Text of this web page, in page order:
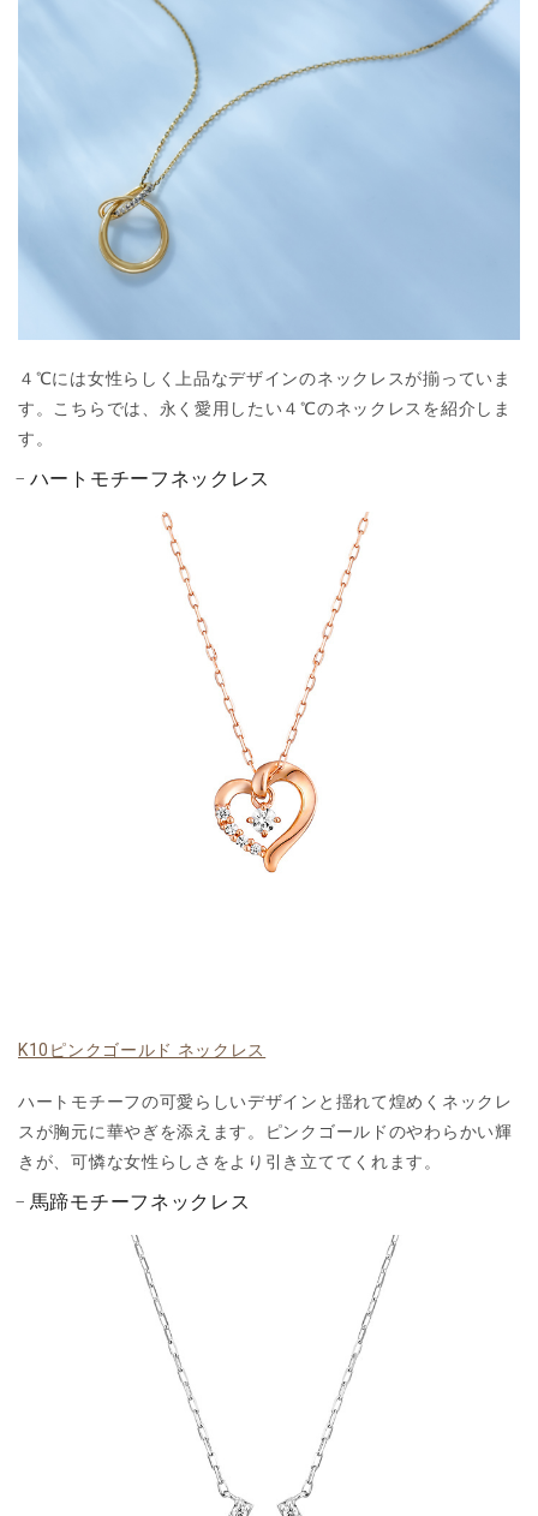
４℃には女性らしく上品なデザインのネックレスが揃っていま
す。こちらでは、永く愛用したい４℃のネックレスを紹介しま
す。
ハートモチーフネックレス
K10ピンクゴールド ネックレス
ハートモチーフの可愛らしいデザインと揺れて煌めくネックレ
スが胸元に華やぎを添えます。ピンクゴールドのやわらかい輝
きが、可憐な女性らしさをより引き立ててくれます。
馬蹄モチーフネックレス